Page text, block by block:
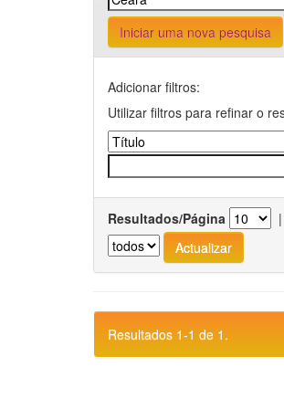
Iniciar uma nova pesquisa
Adicionar filtros:
Utilizar filtros para refinar o
Resultados/Página |
Resultados 1-1 de 1.